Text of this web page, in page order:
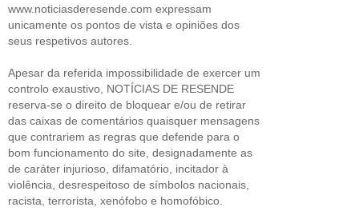
www.noticiasderesende.com expressam
unicamente os pontos de vista e opiniões dos
seus respetivos autores.
Apesar da referida impossibilidade de exercer um
controlo exaustivo, NOTÍCIAS DE RESENDE
reserva-se o direito de bloquear e/ou de retirar
das caixas de comentários quaisquer mensagens
que contrariem as regras que defende para o
bom funcionamento do site, designadamente as
de caráter injurioso, difamatório, incitador à
violência, desrespeitoso de símbolos nacionais,
racista, terrorista, xenófobo e homofóbico.